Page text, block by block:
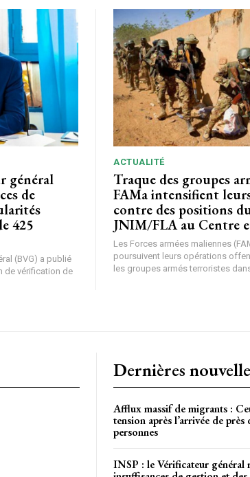
Le magazine
Tous les articles
Annonces
général
de
425
(BVG) a publié
de vérification de
ACTUALITÉ
Traque des groupes
FAMa intensifient
contre des positions
JNIM/FLA au Centre
Les Forces armées maliennes
poursuivent leurs opérations
les groupes armés terroristes
Dernières
Afflux massif de migrants :
tension après l’arrivée de près
personnes
INSP : le Vérificateur général